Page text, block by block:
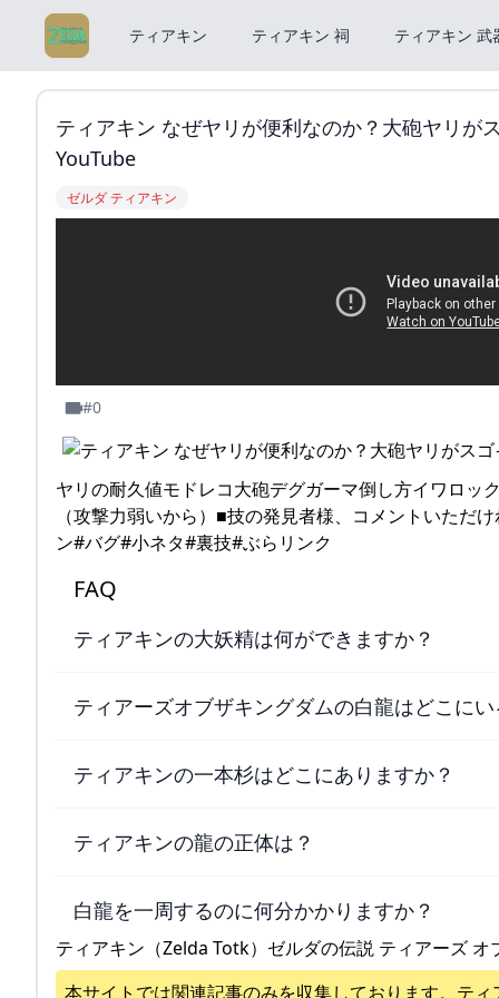
ティアキン ティアキン 祠 ティアキン 武
ティアキン なぜヤリが便利なのか？大砲ヤリが
YouTube
ゼルダ ティアキン
#0
ヤリの耐久値モドレコ大砲デグガーマ倒し方イワロッ
（攻撃力弱いから）■技の発見者様、コメントいただ
ン#バグ#小ネタ#裏技#ぶらリンク
FAQ
ティアキンの大妖精は何ができますか？
ティアーズオブザキングダムの白龍はどこに
ティアキンの一本杉はどこにありますか？
ティアキンの龍の正体は？
白龍を一周するのに何分かかりますか？
ティアキン（Zelda Totk）ゼルダの伝説 ティアーズ
本サイトでは関連記事のみを収集しております。 ティ